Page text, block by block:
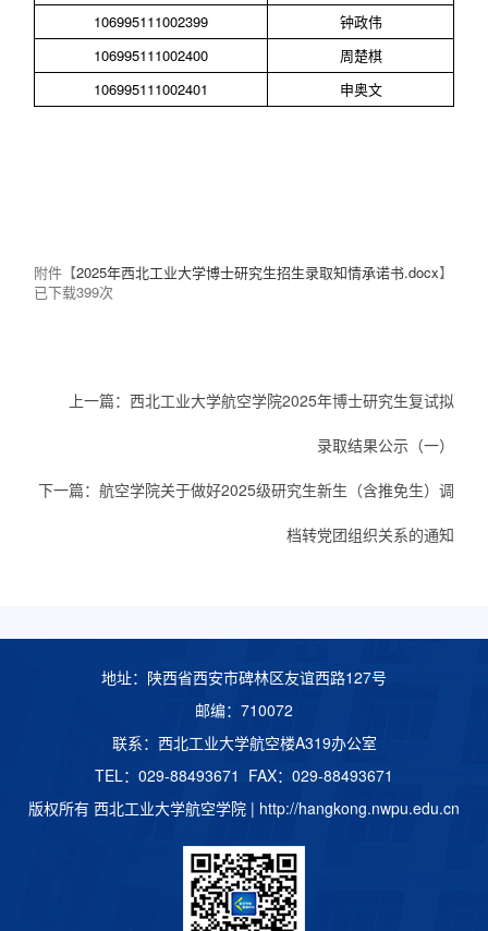
106995111002399
钟政伟
106995111002400
周楚棋
106995111002401
申奥文
附件【2025年西北工业大学博士研究生招生录取知情承诺书.docx】
已下载399次
上一篇：西北工业大学航空学院2025年博士研究生复试拟
录取结果公示（一）
下一篇：航空学院关于做好2025级研究生新生（含推免生）调
档转党团组织关系的通知
地址：陕西省西安市碑林区友谊西路127号
邮编：710072
联系：西北工业大学航空楼A319办公室
TEL：029-88493671 FAX：029-88493671
版权所有 西北工业大学航空学院 | http://hangkong.nwpu.edu.cn